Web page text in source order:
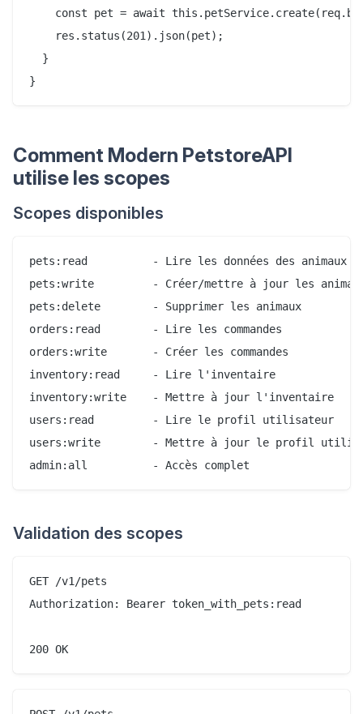
const pet = await
    res.status(201).json(pet);
  }
Comment Modern PetstoreAPI
utilise les scopes
Scopes disponibles
pets:read          - Lire les données des animaux
pets:write         - Créer/mettre à jour les
pets:delete        - Supprimer les animaux
orders:read        - Lire les commandes
orders:write       - Créer les commandes
inventory:read     - Lire l'inventaire
inventory:write    - Mettre à jour l'inventaire
users:read         - Lire le profil utilisateur
users:write        - Mettre à jour le profil
Validation des scopes
GET /v1/pets
Authorization: Bearer token_with_pets:read